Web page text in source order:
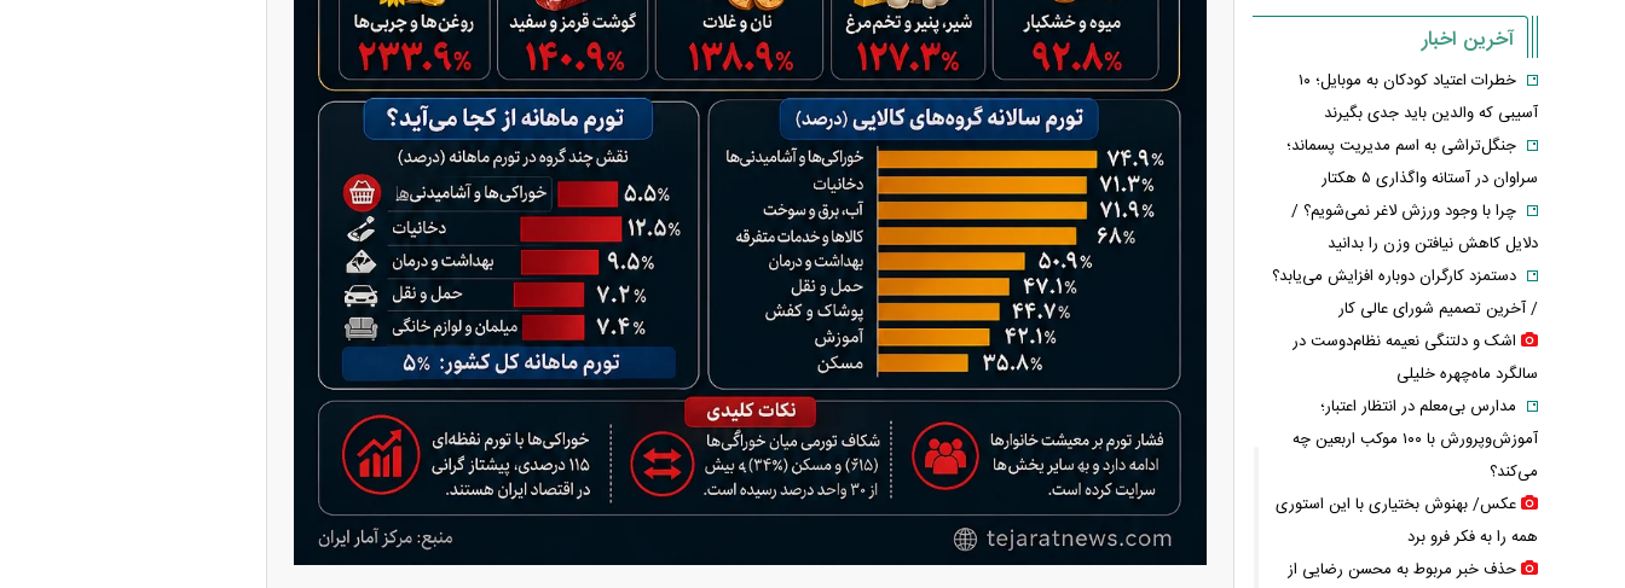
آخرین اخبار
خطرات اعتیاد کودکان به موبایل؛ ۱۰
آسیبی که والدین باید جدی بگیرند
جنگل‌تراشی به اسم مدیریت پسماند؛
سراوان در آستانه واگذاری ۵ هکتار
چرا با وجود ورزش لاغر نمی‌شویم؟ /
دلایل کاهش نیافتن وزن را بدانید
دستمزد کارگران دوباره افزایش می‌یابد؟
/ آخرین تصمیم شورای عالی کار
اشک و دلتنگی نعیمه نظام‌دوست در
سالگرد ماه‌چهره خلیلی
مدارس بی‌معلم در انتظار اعتبار؛
آموزش‌وپرورش با ۱۰۰ موکب اربعین چه
می‌کند؟
عکس/ بهنوش بختیاری با این استوری
همه را به فکر فرو برد
حذف خبر مربوط به محسن رضایی از